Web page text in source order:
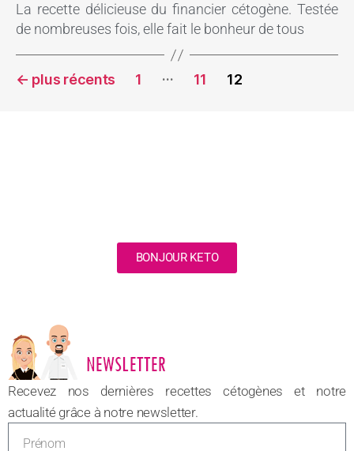
La recette délicieuse du financier cétogène. Testée
de nombreuses fois, elle fait le bonheur de tous
← plus récents 1 … 11 12
BONJOUR KETO
NOUVEAU
Recevez nos dernières recettes cétogènes et notre
actualité grâce à notre newsletter.